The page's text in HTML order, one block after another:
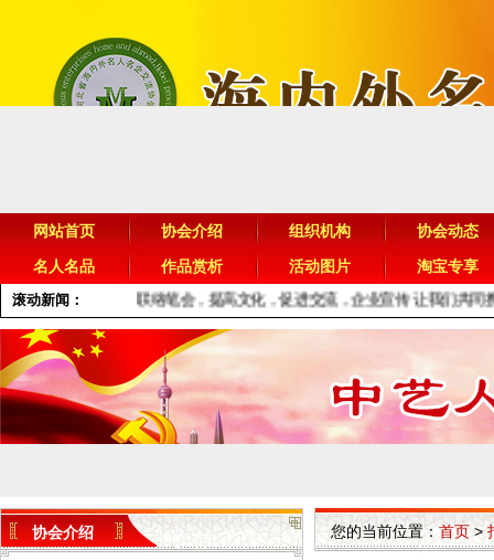
网站首页 协会介绍 组织机构
协会动态
名人名品
作品赏析 活动图片 淘宝专享
滚动新闻： 联络笔会，提高文化，促进交流，企业宣传 让我们共同携起手来
协会介绍 您的当前位置：首页 >